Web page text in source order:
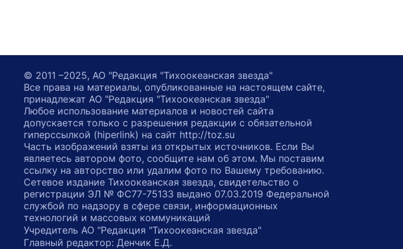
© 2011 –2025, АО "Редакция "Тихоокеанская звезда"
Все права на материалы, опубликованные на настоящем сайте,
принадлежат АО "Редакция "Тихоокеанская звезда"
Любое использование материалов и новостей сайта
допускается только с разрешения редакции с обязательной
гиперссылкой (hiperlink) на сайт http://toz.su
Часть изображений взяты из открытых источников. Если Вы
являетесь автором фото, сообщите нам об этом. Мы поставим
ссылку на авторство или удалим фото по Вашему требованию.
Сетевое издание Тихоокеанская звезда, свидетельство о
регистрации ЭЛ № ФС77-75133 выдано 07.03.2019 Федеральной
службой по надзору в сфере связи, информационных
технологий и массовых коммуникаций
Учредитель АО "Редакция "Тихоокеанская звезда"
Главный редактор: Денчик Е.Д.